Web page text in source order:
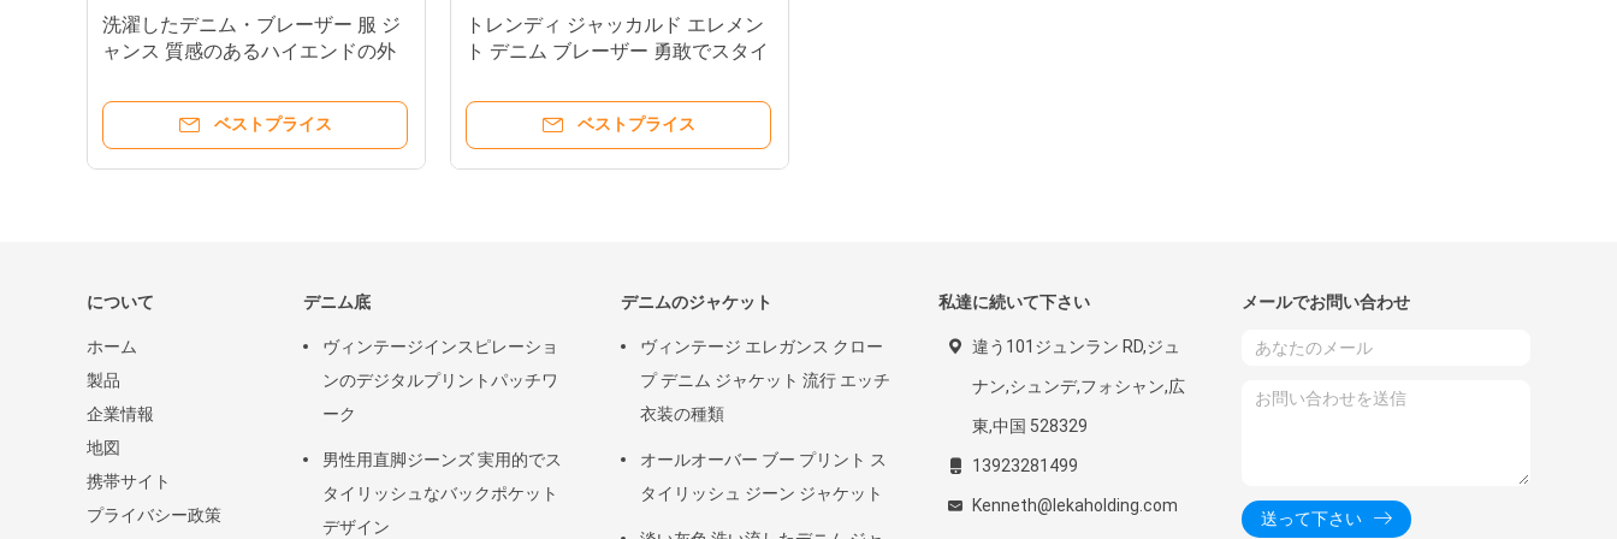
洗濯したデニム・ブレーザー 服 ジ
ャンス 質感のあるハイエンドの外
ベストプライス
トレンディ ジャッカルド エレメン
ト デニム ブレーザー 勇敢でスタイ
ベストプライス
について
ホーム
製品
企業情報
地図
携帯サイト
プライバシー政策
デニム底
ヴィンテージインスピレーショ
ンのデジタルプリントパッチワ
ーク
男性用直脚ジーンズ 実用的でス
タイリッシュなバックポケット
デザイン
デニムのジャケット
ヴィンテージ エレガンス クロー
プ デニム ジャケット 流行 エッチ
衣装の種類
オールオーバー ブー プリント ス
タイリッシュ ジーン ジャケット
私達に続いて下さい
違う101ジュンラン RD,ジュ
ナン,シュンデ,フォシャン,広
東,中国 528329
13923281499
Kenneth@lekaholding.com
メールでお問い合わせ
送って下さい